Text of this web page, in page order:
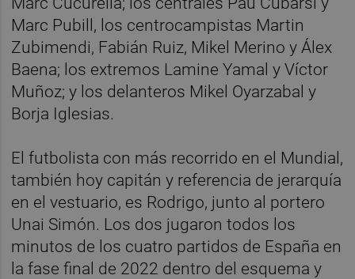
Marc Pubill, los centrocampistas Martin
Zubimendi, Fabián Ruiz, Mikel Merino y Álex
Baena; los extremos Lamine Yamal y Víctor
Muñoz; y los delanteros Mikel Oyarzabal y
Borja Iglesias.
El futbolista con más recorrido en el Mundial,
también hoy capitán y referencia de jerarquía
en el vestuario, es Rodrigo, junto al portero
Unai Simón. Los dos jugaron todos los
minutos de los cuatro partidos de España en
la fase final de 2022 dentro del esquema y